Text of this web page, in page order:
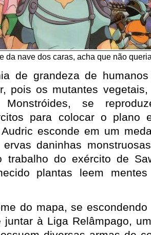
da nave dos caras, acha que não
de grandeza de
pois os mutantes
se
para colocar o plano
esconde em um
daninhas
trabalho do exército de
plantas leem
do mapa, se
à Liga Relâmpago,